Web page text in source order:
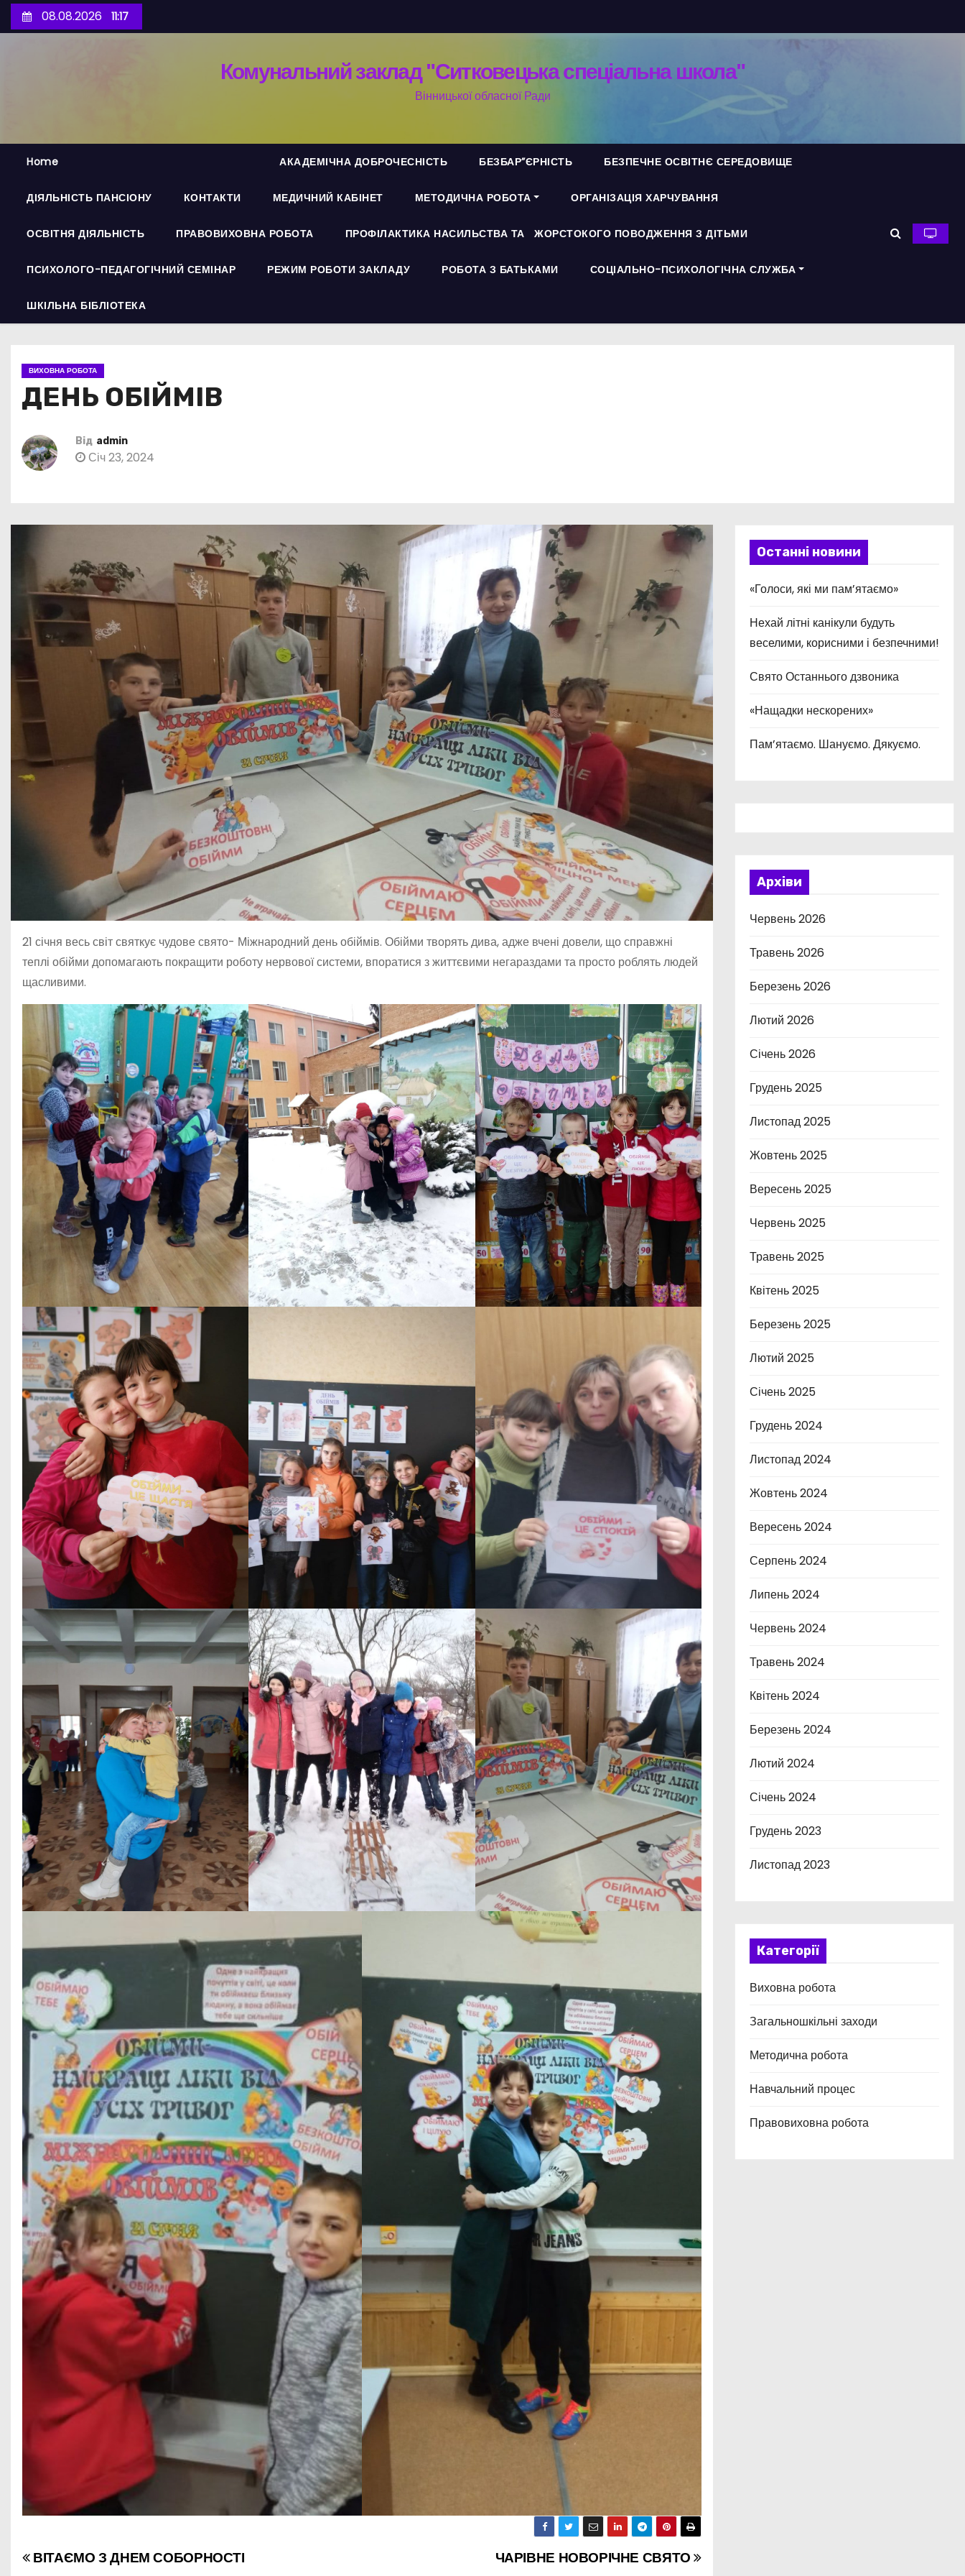
е
08.08.2026 11:17
Комунальний заклад "Ситковецька спеціальна школа"
Вінницької обласної Ради
Home АКАДЕМІЧНА ДОБРОЧЕСНІСТЬ БЕЗБАР”ЄРНІСТЬ БЕЗПЕЧНЕ ОСВІТНЄ СЕРЕДОВИЩЕ
ДІЯЛЬНІСТЬ ПАНСІОНУ КОНТАКТИ МЕДИЧНИЙ КАБІНЕТ МЕТОДИЧНА РОБОТА ОРГАНІЗАЦІЯ ХАРЧУВАННЯ
ОСВІТНЯ ДІЯЛЬНІСТЬ ПРАВОВИХОВНА РОБОТА ПРОФІЛАКТИКА НАСИЛЬСТВА ТА ЖОРСТОКОГО ПОВОДЖЕННЯ З ДІТЬМИ
ПСИХОЛОГО-ПЕДАГОГІЧНИЙ СЕМІНАР РЕЖИМ РОБОТИ ЗАКЛАДУ РОБОТА З БАТЬКАМИ СОЦІАЛЬНО-ПСИХОЛОГІЧНА СЛУЖБА
ШКІЛЬНА БІБЛІОТЕКА
ВИХОВНА РОБОТА
ДЕНЬ ОБІЙМІВ
Від admin
Січ 23, 2024
21 січня весь світ святкує чудове свято- Міжнародний день обіймів. Обійми творять дива, адже вчені довели, що справжні
теплі обійми допомагають покращити роботу нервової системи, впоратися з життєвими негараздами та просто роблять людей
щасливими.
Н ЧАРІВНЕ НОВОРІЧНЕ СВЯТО
ВІТАЄМО З ДНЕМ СОБОРНОСТІ
Останні новини
«Голоси, які ми пам’ятаємо»
Нехай літні канікули будуть
веселими, корисними і безпечними!
Свято Останнього дзвоника
«Нащадки нескорених»
Пам’ятаємо. Шануємо. Дякуємо.
Архіви
Червень 2026
Травень 2026
Березень 2026
Лютий 2026
Січень 2026
Грудень 2025
Листопад 2025
Жовтень 2025
Вересень 2025
Червень 2025
Травень 2025
Квітень 2025
Березень 2025
Лютий 2025
Січень 2025
Грудень 2024
Листопад 2024
Жовтень 2024
Вересень 2024
Серпень 2024
Липень 2024
Червень 2024
Травень 2024
Квітень 2024
Березень 2024
Лютий 2024
Січень 2024
Грудень 2023
Листопад 2023
Категорії
Виховна робота
Загальношкільні заходи
Методична робота
Навчальний процес
Правовиховна робота